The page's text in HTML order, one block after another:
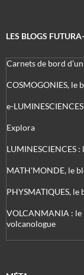
LES BLOGS
Carnets de bord
COSMOGONIES, le
e-
Explora
LUMINESCIENCES
MATH'MONDE, le
PHYSMATIQUES,
VOLCANMANIA : le
volcanologue